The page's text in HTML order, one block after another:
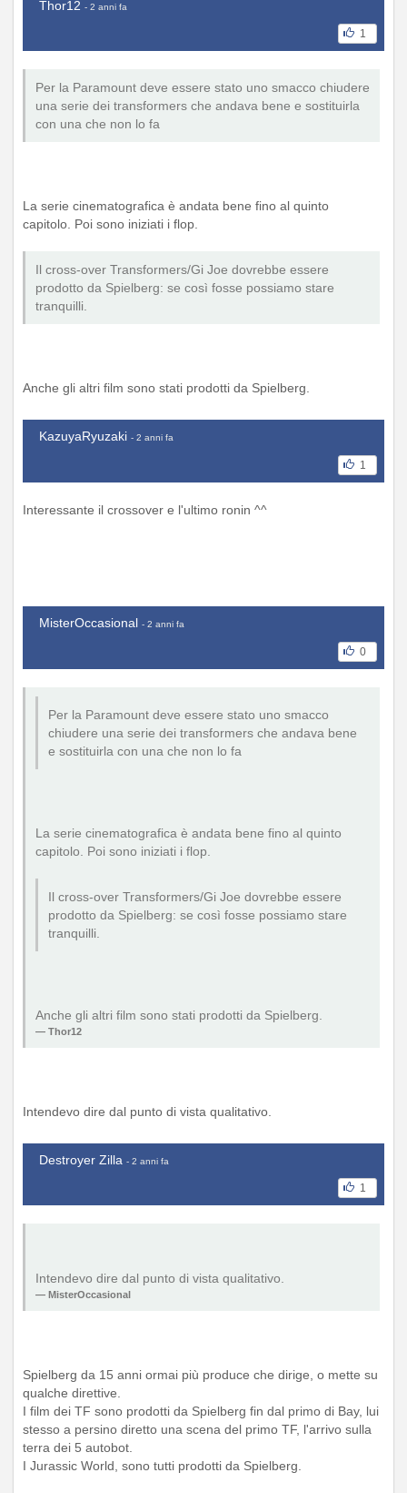
Thor12 - 2 anni fa
1
Per la Paramount deve essere stato uno smacco chiudere
una serie dei transformers che andava bene e sostituirla
con una che non lo fa
La serie cinematografica è andata bene fino al quinto
capitolo. Poi sono iniziati i flop.
Il cross-over Transformers/Gi Joe dovrebbe essere
prodotto da Spielberg: se così fosse possiamo stare
tranquilli.
Anche gli altri film sono stati prodotti da Spielberg.
KazuyaRyuzaki - 2 anni fa
1
Interessante il crossover e l'ultimo ronin ^^
MisterOccasional - 2 anni fa
0
Per la Paramount deve essere stato uno smacco
chiudere una serie dei transformers che andava bene
e sostituirla con una che non lo fa
La serie cinematografica è andata bene fino al quinto
capitolo. Poi sono iniziati i flop.
Il cross-over Transformers/Gi Joe dovrebbe essere
prodotto da Spielberg: se così fosse possiamo stare
tranquilli.
Anche gli altri film sono stati prodotti da Spielberg.
Thor12
Intendevo dire dal punto di vista qualitativo.
Destroyer Zilla - 2 anni fa
1
Intendevo dire dal punto di vista qualitativo.
MisterOccasional
Spielberg da 15 anni ormai più produce che dirige, o mette su
qualche direttive.
I film dei TF sono prodotti da Spielberg fin dal primo di Bay, lui
stesso a persino diretto una scena del primo TF, l'arrivo sulla
terra dei 5 autobot.
I Jurassic World, sono tutti prodotti da Spielberg.